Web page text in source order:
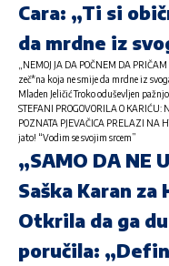
Cara: „Ti si
da mrdne iz
„NEMOJ JA DA POČNEM DA
zeč*na koja ne smije da mrdne iz
Mladen Jeličić Troko oduševljen
STEFANI PROGOVORILA O
POZNATA PJEVAČICA PRELAZI NA
jato! “Vodim se svojim srcem”
„SAMO DA NE
Saška Karan za
Otkrila da ga
poručila: